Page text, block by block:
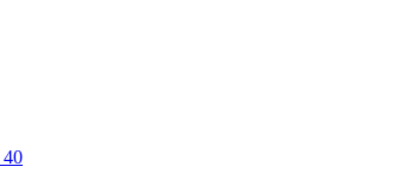
40